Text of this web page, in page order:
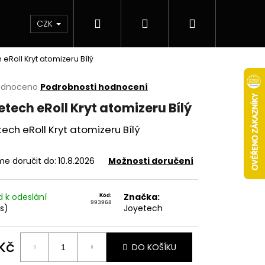
novinky Elektronické cigarety
CZK Přihlášení
Kryt atomizeru Bílý
Podrobnosti hodnocení
eRoll Kryt atomizeru Bílý
eRoll Kryt atomizeru Bílý
doručit do: 10.8.2026 Možnosti doručení
k odeslání
Kód:
993968
Značka:
Joyetech
DO KOŠÍKU
Následující